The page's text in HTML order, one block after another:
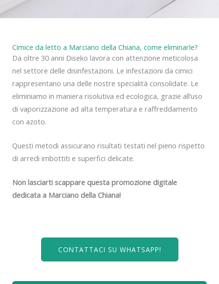
Cimice da letto a Marciano della Chiana, come eliminarle?
Da oltre 30 anni Diseko lavora con attenzione meticolosa
nel settore delle disinfestazioni. Le infestazioni da cimici
rappresentano una delle nostre specialità consolidate. Le
eliminiamo in maniera risolutiva ed ecologica, grazie all’uso
di vaporizzazione ad alta temperatura e raffreddamento
con azoto.
Questi metodi assicurano risultati testati nel pieno rispetto
di arredi imbottiti e superfici delicate.
Non lasciarti scappare questa promozione digitale
dedicata a Marciano della Chiana!
CONTATTACI SU WHATSAPP!